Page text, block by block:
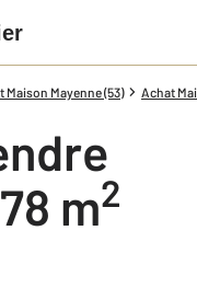
Maison Mayenne (53) Achat
m2